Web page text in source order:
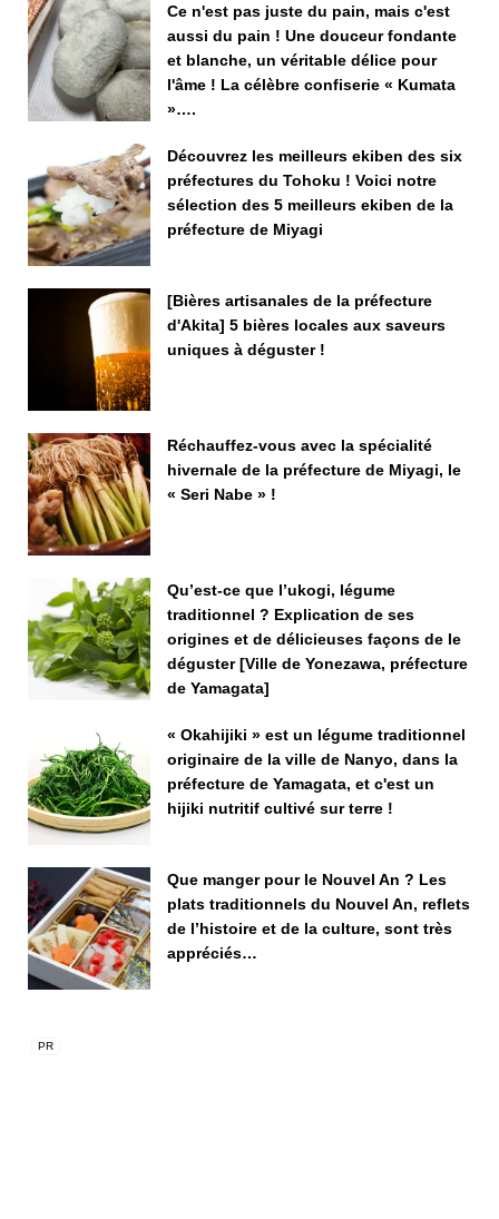
Ce n'est pas juste du pain, mais c'est
aussi du pain ! Une douceur fondante
et blanche, un véritable délice pour
l'âme ! La célèbre confiserie « Kumata
»….
Découvrez les meilleurs ekiben des six
préfectures du Tohoku ! Voici notre
sélection des 5 meilleurs ekiben de la
préfecture de Miyagi
[Bières artisanales de la préfecture
d'Akita] 5 bières locales aux saveurs
uniques à déguster !
Réchauffez-vous avec la spécialité
hivernale de la préfecture de Miyagi, le
« Seri Nabe » !
Qu’est-ce que l’ukogi, légume
traditionnel ? Explication de ses
origines et de délicieuses façons de le
déguster [Ville de Yonezawa, préfecture
de Yamagata]
« Okahijiki » est un légume traditionnel
originaire de la ville de Nanyo, dans la
préfecture de Yamagata, et c'est un
hijiki nutritif cultivé sur terre !
Que manger pour le Nouvel An ? Les
plats traditionnels du Nouvel An, reflets
de l’histoire et de la culture, sont très
appréciés…